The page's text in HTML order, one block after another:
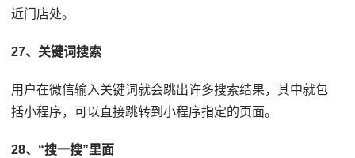
近门店处。
27、关键词搜索
用户在微信输入关键词就会跳出许多搜索结果，其中就包
括小程序，可以直接跳转到小程序指定的页面。
28、“搜一搜”里面